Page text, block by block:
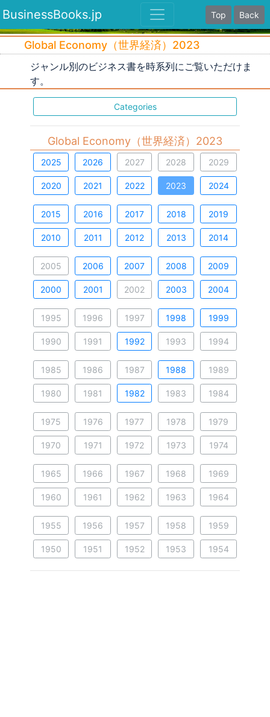
BusinessBooks.jp Top Back
Global Economy（世界経済）2023
ジャンル別のビジネス書を時系列にご覧いただけま
す。
Categories
Global Economy（世界経済）2023
2025 2026 2027 2028 2029
2020 2021 2022 2023 2024
2015 2016 2017 2018 2019
2010 2011 2012 2013 2014
2005 2006 2007 2008 2009
2000 2001 2002 2003 2004
1995 1996 1997 1998 1999
1990 1991 1992 1993 1994
1985 1986 1987 1988 1989
1980 1981 1982 1983 1984
1975 1976 1977 1978 1979
1970 1971 1972 1973 1974
1965 1966 1967 1968 1969
1960 1961 1962 1963 1964
1955 1956 1957 1958 1959
1950 1951 1952 1953 1954